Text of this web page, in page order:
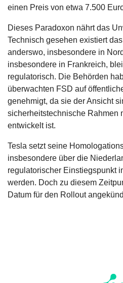
einen Preis von etwa 7.500
Dieses Paradoxon nährt das
Technisch gesehen existiert
anderswo, insbesondere in
insbesondere in Frankreich,
regulatorisch. Die Behörden
überwachten FSD auf
genehmigt, da sie der Ansicht
sicherheitstechnische Rahmen
entwickelt ist.
Tesla setzt seine
insbesondere über die
regulatorischer Einstiegspunkt
werden. Doch zu diesem
Datum für den Rollout